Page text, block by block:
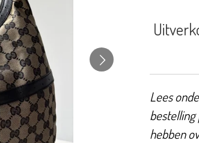
Lees
bestelling
hebben